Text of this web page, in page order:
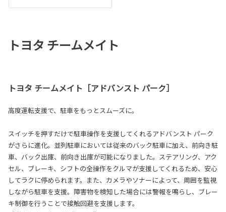
トヨタ チームメイト
トヨタ チームメイト［アドバンスト パーク］
高度運転支援で、駐車をもっとスムーズに。
スイッチを押すだけで駐車操作を支援してくれるアドバンスト パーク
がさらに進化。並列駐車においては従来のバック駐車に加え、前向き駐
車、バック出庫、前向き出庫が可能になりました。ステアリング、アク
セル、ブレーキ、シフトの全操作をクルマが支援してくれるため、安心
してラクに停められます。また、カメラやソナーによって、周囲を監視
しながら駐車を支援。障害物を検知した場合には警報を鳴らし、ブレー
キ制御を行うことで接触回避を支援します。